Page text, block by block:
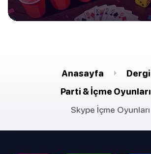
Anasayfa
Dergi
Parti & İçme Oyunları
Skype İçme Oyunları